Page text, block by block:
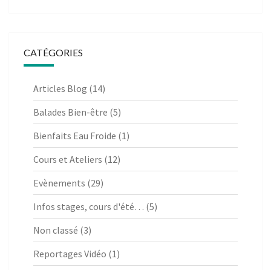
CATÉGORIES
Articles Blog (14)
Balades Bien-être (5)
Bienfaits Eau Froide (1)
Cours et Ateliers (12)
Evènements (29)
Infos stages, cours d'été… (5)
Non classé (3)
Reportages Vidéo (1)